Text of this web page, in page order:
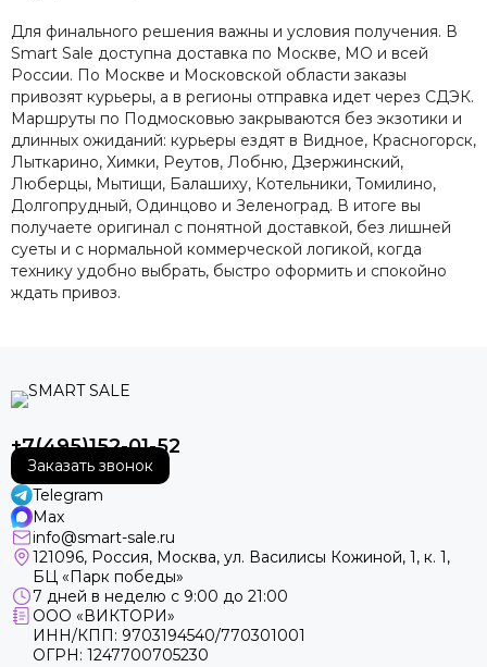
Для финального решения важны и условия получения. В
Smart Sale доступна доставка по Москве, МО и всей
России. По Москве и Московской области заказы
привозят курьеры, а в регионы отправка идет через СДЭК.
Маршруты по Подмосковью закрываются без экзотики и
длинных ожиданий: курьеры ездят в Видное, Красногорск,
Лыткарино, Химки, Реутов, Лобню, Дзержинский,
Люберцы, Мытищи, Балашиху, Котельники, Томилино,
Долгопрудный, Одинцово и Зеленоград. В итоге вы
получаете оригинал с понятной доставкой, без лишней
суеты и с нормальной коммерческой логикой, когда
технику удобно выбрать, быстро оформить и спокойно
ждать привоз.
+7(495)152-01-52
Заказать звонок
Telegram
Max
info@smart-sale.ru
121096, Россия, Москва, ул. Василисы Кожиной, 1, к. 1,
БЦ «Парк победы»
7 дней в неделю с 9:00 до 21:00
ООО «ВИКТОРИ»
ИНН/КПП: 9703194540/770301001
ОГРН: 1247700705230